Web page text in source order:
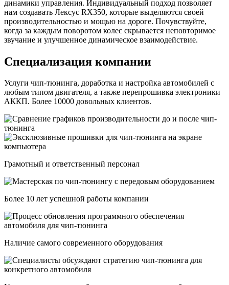
динамики управления. Индивидуальный подход позволяет
нам создавать Лексус RX350, которые выделяются своей
производительностью и мощью на дороге. Почувствуйте,
когда за каждым поворотом колес скрывается неповторимое
звучание и улучшенное динамическое взаимодействие.
Специализация компании
Услуги чип-тюнинга, доработка и настройка автомобилей с
любым типом двигателя, а также перепрошивка электроники
АККП. Более 10000 довольных клиентов.
Грамотный и ответственный персонал
Более 10 лет успешной работы компании
Наличие самого современного оборудования